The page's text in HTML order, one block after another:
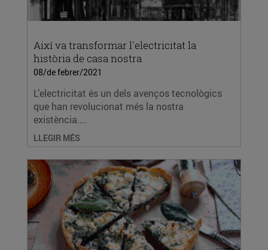
Així va transformar l'electricitat la
història de casa nostra
08/de febrer/2021
L’electricitat és un dels avenços tecnològics
que han revolucionat més la nostra
existència....
LLEGIR MÉS